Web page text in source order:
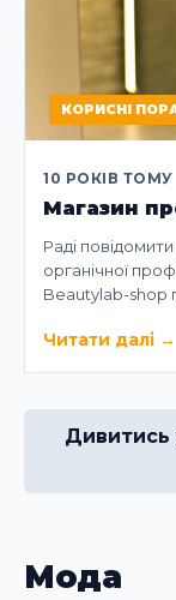
КОРИСНІ
10 РОКІВ ТОМУ
Магазин
Раді
органічної
Beautylab-shop
Читати далі →
Дивитись
Мода